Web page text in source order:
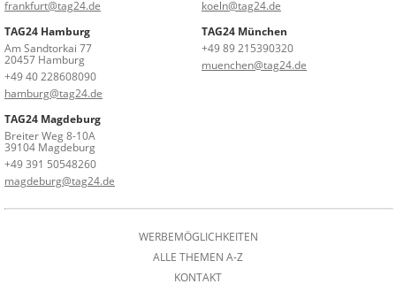
frankfurt@tag24.de
koeln@tag24.de
TAG24 Hamburg
Am Sandtorkai 77
20457 Hamburg
+49 40 228608090
hamburg@tag24.de
TAG24 München
+49 89 215390320
muenchen@tag24.de
TAG24 Magdeburg
Breiter Weg 8-10A
39104 Magdeburg
+49 391 50548260
magdeburg@tag24.de
WERBEMÖGLICHKEITEN
ALLE THEMEN A-Z
KONTAKT